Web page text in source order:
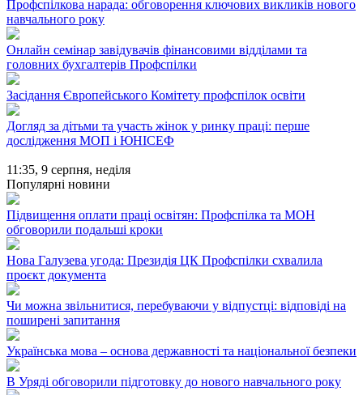
Профспілкова нарада: обговорення ключових викликів нового
навчального року
Онлайн семінар завідувачів фінансовими відділами та
головних бухгалтерів Профспілки
Засідання Європейського Комітету профспілок освіти
Догляд за дітьми та участь жінок у ринку праці: перше
дослідження МОП і ЮНІСЕФ
11:35, 9 серпня, неділя
Популярні новини
Підвищення оплати праці освітян: Профспілка та МОН
обговорили подальші кроки
Нова Галузева угода: Президія ЦК Профспілки схвалила
проєкт документа
Чи можна звільнитися, перебуваючи у відпустці: відповіді на
поширені запитання
Українська мова – основа державності та національної безпеки
В Уряді обговорили підготовку до нового навчального року